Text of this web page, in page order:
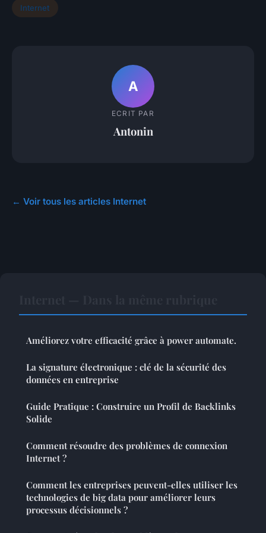
Internet
A
ECRIT PAR
Antonin
← Voir tous les articles Internet
Améliorez votre efficacité grâce à power automate.
La signature électronique : clé de la sécurité des
données en entreprise
Guide Pratique : Construire un Profil de Backlinks
Solide
Comment résoudre des problèmes de connexion
Internet ?
Comment les entreprises peuvent-elles utiliser les
technologies de big data pour améliorer leurs
processus décisionnels ?